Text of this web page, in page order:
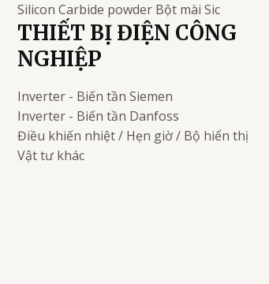
Silicon Carbide powder Bột mài Sic
THIẾT BỊ ĐIỆN CÔNG
NGHIỆP
Inverter - Biến tần Siemen
Inverter - Biến tần Danfoss
Điều khiến nhiệt / Hẹn giờ / Bộ hiển thị
Vật tư khác